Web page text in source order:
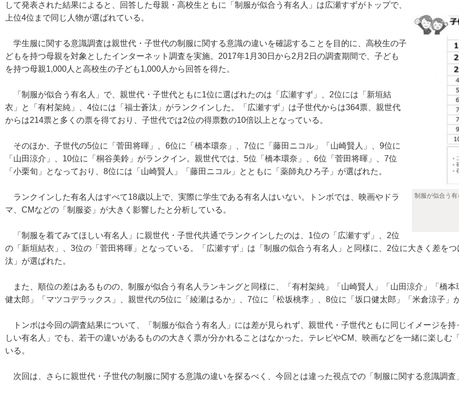
制服が似合う
して発表された結果によると、回答した母親・高校生ともに「制服が似合う有名人」は広瀬すずがトップで、
上位4位まで同じ人物が選ばれている。
学生服に関する意識調査は親世代・子世代の制服に関する意識の違いを確認することを目的に、高校生の子
どもを持つ母親を対象としたインターネット調査を実施。2017年1月30日から2月2日の調査期間で、子ども
を持つ母親1,000人と高校生の子ども1,000人から回答を得た。
「制服が似合う有名人」で、親世代・子世代ともに1位に選ばれたのは「広瀬すず」、2位には「新垣結
衣」と「有村架純」、4位には「福士蒼汰」がランクインした。「広瀬すず」は子世代からは364票、親世代
からは214票と多くの票を得ており、子世代では2位の得票数の10倍以上となっている。
そのほか、子世代の5位に「菅田将暉」、6位に「橋本環奈」、7位に「藤田ニコル」「山崎賢人」、9位に
「山田涼介」、10位に「桐谷美鈴」がランクイン。親世代では、5位「橋本環奈」、6位「菅田将暉」、7位
「小栗旬」となっており、8位には「山崎賢人」「藤田ニコル」とともに「薬師丸ひろ子」が選ばれた。
ランクインした有名人はすべて18歳以上で、実際に学生である有名人はいない。トンボでは、映画やドラ
マ、CMなどの「制服姿」が大きく影響したと分析している。
「制服を着てみてほしい有名人」に親世代・子世代共通でランクインしたのは、1位の「広瀬すず」、2位
の「新垣結衣」、3位の「菅田将暉」となっている。「広瀬すず」は「制服の似合う有名人」と同様に、2位に大きく差を
汰」が選ばれた。
また、順位の差はあるものの、制服が似合う有名人ランキングと同様に、「有村架純」「山崎賢人」「山田涼介」「橋
健太郎」「マツコデラックス」、親世代の5位に「綾瀬はるか」、7位に「松坂桃李」、8位に「坂口健太郎」「米倉涼子」
トンボは今回の調査結果について、「制服が似合う有名人」には差が見られず、親世代・子世代ともに同じイメージを
しい有名人」でも、若干の違いがあるものの大きく票が分かれることはなかった。テレビやCM、映画などを一緒に楽し
いる。
次回は、さらに親世代・子世代の制服に関する意識の違いを探るべく、今回とは違った視点での「制服に関する意識調査